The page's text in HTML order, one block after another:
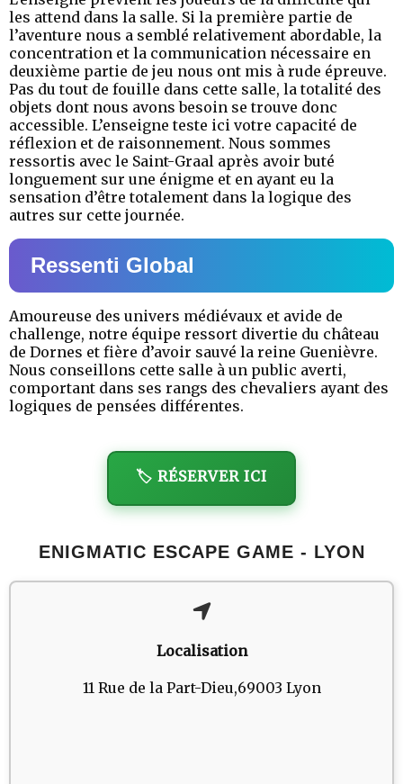
les attend dans la salle. Si la première partie de
l’aventure nous a semblé relativement abordable, la
concentration et la communication nécessaire en
deuxième partie de jeu nous ont mis à rude épreuve.
Pas du tout de fouille dans cette salle, la totalité des
objets dont nous avons besoin se trouve donc
accessible. L’enseigne teste ici votre capacité de
réflexion et de raisonnement. Nous sommes
ressortis avec le Saint-Graal après avoir buté
longuement sur une énigme et en ayant eu la
sensation d’être totalement dans la logique des
autres sur cette journée.
Ressenti Global
Amoureuse des univers médiévaux et avide de
challenge, notre équipe ressort divertie du château
de Dornes et fière d’avoir sauvé la reine Guenièvre.
Nous conseillons cette salle à un public averti,
comportant dans ses rangs des chevaliers ayant des
logiques de pensées différentes.
🏷️ RÉSERVER ICI
ENIGMATIC ESCAPE GAME - LYON
Localisation
11 Rue de la Part-Dieu,69003 Lyon